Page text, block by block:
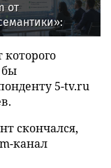
от
платформа
встреч
бы
5-tv.ru
скончался,
канал